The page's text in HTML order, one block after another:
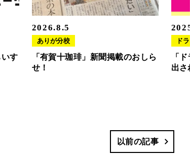
す
2026.8.5
ありが分校
「有賀十珈琲」新聞掲載のおしら
せ！
ドラ
「
出さ
以前の記事